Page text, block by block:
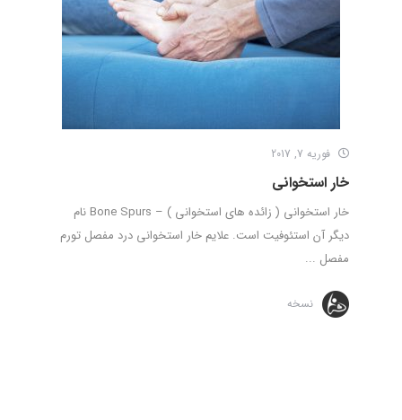
فوریه 7, 2017
خار استخوانی
خار استخوانی ( زائده های استخوانی ) – Bone Spurs نام
دیگر آن استئوفیت است. علایم خار استخوانی درد مفصل تورم
مفصل ...
نسخه